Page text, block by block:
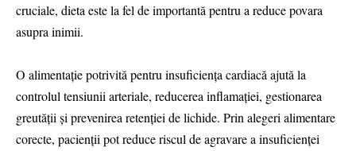
cruciale, dieta este la fel de importantă pentru a reduce povara
asupra inimii.
O alimentație potrivită pentru insuficiența cardiacă ajută la
controlul tensiunii arteriale, reducerea inflamației, gestionarea
greutății și prevenirea retenției de lichide. Prin alegeri alimentare
corecte, pacienții pot reduce riscul de agravare a insuficienței